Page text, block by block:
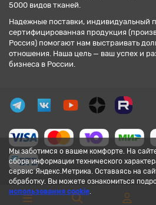
Мы заботимся о вашем комфорте. На
сбора информации технического
сервис Яндекс.Метрика. Оставаясь на
обработку. Вы можете ознакомиться
использования cookie.
5000 видов тканей.
Надежные поставки, индивидуальный
сертифицированная продукция
Россия) помогают нам выстраивать
отношения. Наша цель — ваш успех и
бизнеса в России.